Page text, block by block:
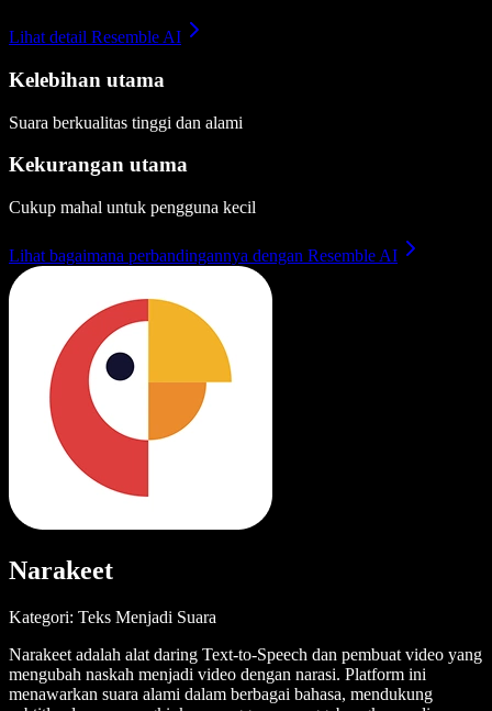
Lihat detail Resemble AI
Kelebihan utama
Suara berkualitas tinggi dan alami
Kekurangan utama
Cukup mahal untuk pengguna kecil
Lihat bagaimana perbandingannya dengan Resemble AI
Narakeet
Kategori: Teks Menjadi Suara
Narakeet adalah alat daring Text-to-Speech dan pembuat video yang
mengubah naskah menjadi video dengan narasi. Platform ini
menawarkan suara alami dalam berbagai bahasa, mendukung